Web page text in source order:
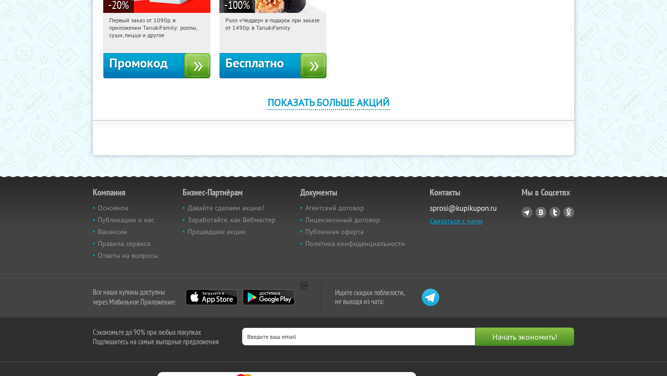
-20%
17:09:14 Получили:
Россия
Первый заказ от 1090р. в
приложении TanukiFamily: роллы,
суши, пицца и другое
Промокод
-100%
17:09:14 Получили:108
Ролл «Чеддер» в подарок при заказе
от 1490р. в TanukiFamily
Бесплатно
ПОКАЗАТЬ БОЛЬШЕ АКЦИЙ
Компания
Основное
Публикации о нас
Вакансии
Правила сервиса
Ответы на вопросы
Бизнес-Партнёрам
Давайте сделаем акцию!
Заработайте, как Вебмастер
Прошедшие акции
Документы
Агентский договор
Лицензионный договор
Публичная оферта
Политика конфиденциальности
Контакты
sprosi@kupikupon.ru
Связаться с нами
Мы в Соцсетях
Все наши купоны доступны
через Мобильное Приложение:
Ищите скидки поблизости,
не выходя из чата:
Сэкономьте до 90% при любых покупках
Подпишитесь на самые выгодные предложения